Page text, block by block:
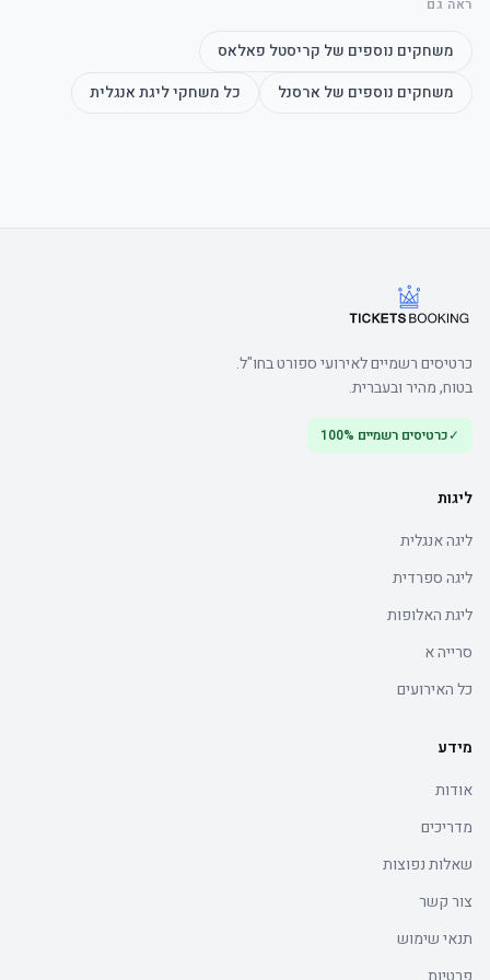
ראה גם
משחקים נוספים של קריסטל פאלאס
משחקים נוספים של ארסנל כל משחקיליגת אנגלית
כרטיסים רשמיים לאירועי ספורט בחו"ל.
בטוח, מהיר ובעברית.
✓כרטיסים רשמיים 100%
ליגות
ליגה אנגלית
ליגה ספרדית
ליגת האלופות
סרייה א
כל האירועים
מידע
אודות
מדריכים
שאלות נפוצות
צור קשר
תנאי שימוש